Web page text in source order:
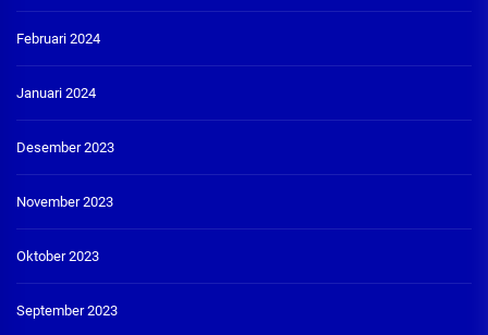
Februari 2024
Januari 2024
Desember 2023
November 2023
Oktober 2023
September 2023